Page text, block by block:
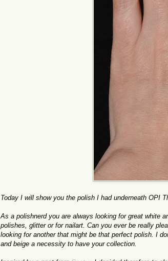
Today I will show you the polish I had underneath OPI
As a polishnerd you are always looking for great white
polishes, glitter or for nailart Can you ever be really
looking for another that might be that perfect polish. I
and beige a necessity to have yourcollection.